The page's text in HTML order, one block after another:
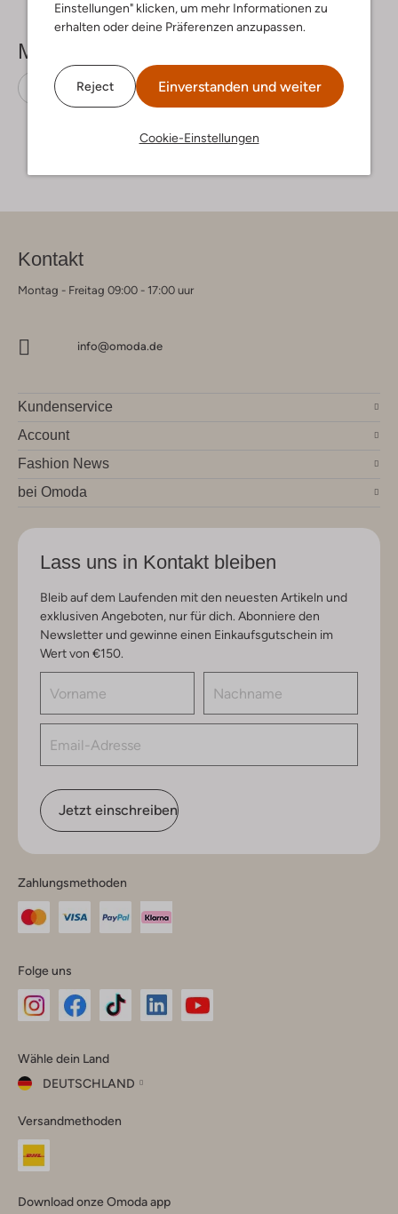
Einstellungen" klicken, um mehr Informationen zu
erhalten oder deine Präferenzen anzupassen.
Reject Einverstanden und weiter
Cookie-Einstellungen
Mehr sehen
Sneaker High Vingino Nubuk
Kontakt
Montag - Freitag 09:00 - 17:00 uur
info@omoda.de
Kundenservice
Account
Fashion News
bei Omoda
Lass uns in Kontakt bleiben
Bleib auf dem Laufenden mit den neuesten Artikeln und
exklusiven Angeboten, nur für dich. Abonniere den
Newsletter und gewinne einen Einkaufsgutschein im
Wert von €150.
Jetzt einschreiben
Zahlungsmethoden
Folge uns
Instagram
Facebook
TikTok
Wähle dein Land
DEUTSCHLAND
dein
Land
Versandmethoden
Download onze Omoda app